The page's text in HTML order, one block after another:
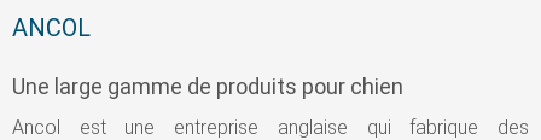
ANCOL
Une large gamme de produits pour chien
Ancol est une entreprise anglaise qui fabrique des